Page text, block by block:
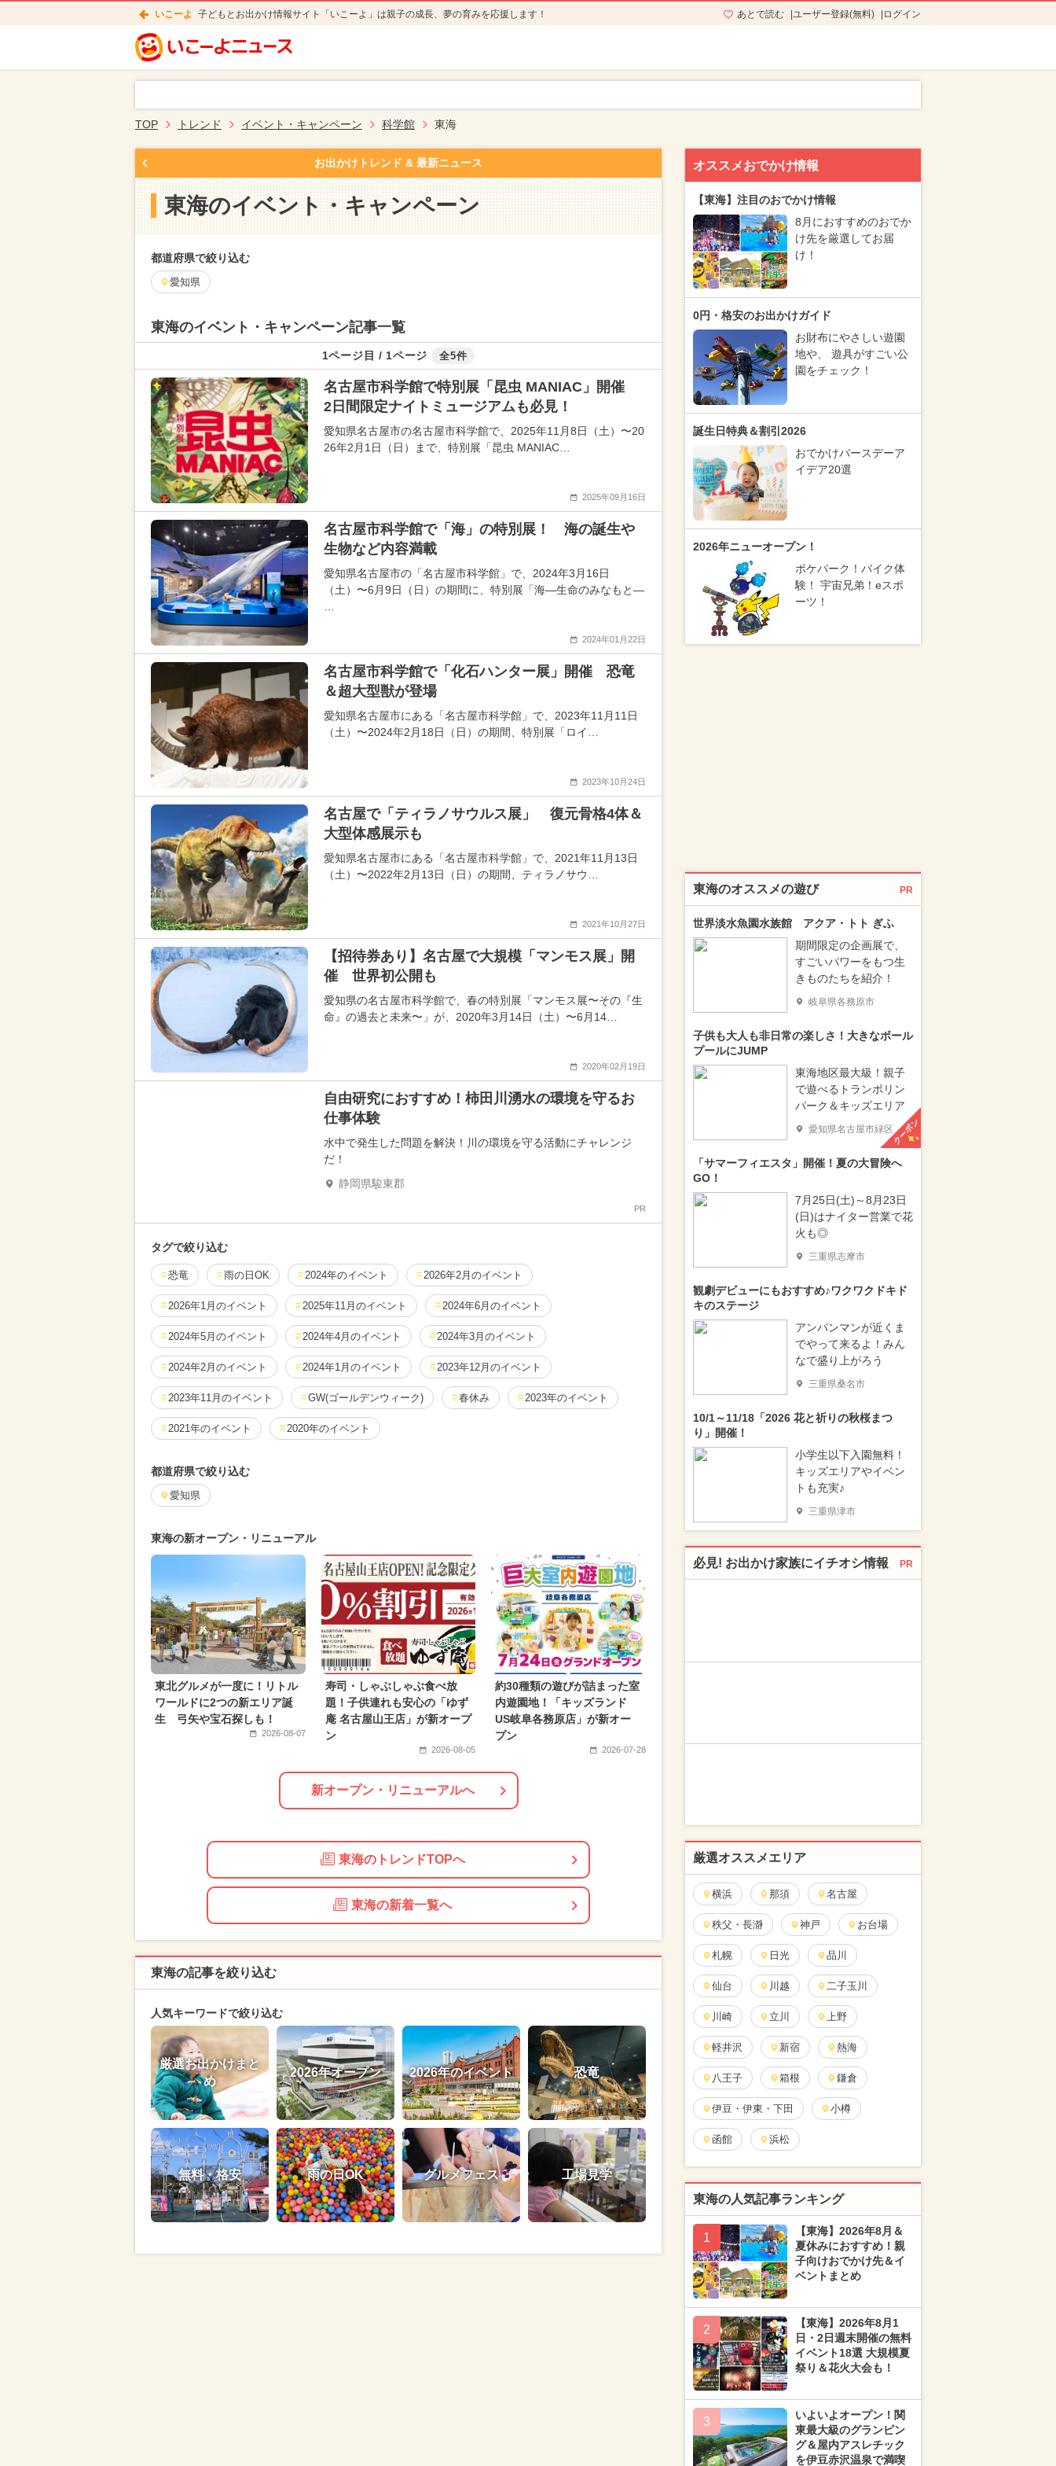
いこーよ 子どもとお出かけ情報サイト「いこーよ」は親子の成長、夢の育みを応援します！ あとで読む ユーザー登録(無料) ログイン
TOP トレンド イベント・キャンペーン 科学館 東海
お出かけトレンド & 最新ニュース
東海のイベント・キャンペーン
都道府県で絞り込む
愛知県
東海のイベント・キャンペーン記事一覧
1ページ目 / 1ページ 全5件
名古屋市科学館で特別展「昆虫 MANIAC」開催
2日間限定ナイトミュージアムも必見！
愛知県名古屋市の名古屋市科学館で、2025年11月8日（土）〜20
26年2月1日（日）まで、特別展「昆虫 MANIAC…
2025年09月16日
名古屋市科学館で「海」の特別展！ 海の誕生や
生物など内容満載
愛知県名古屋市の「名古屋市科学館」で、2024年3月16日
（土）〜6月9日（日）の期間に、特別展「海—生命のみなもと—
2024年01月22日
名古屋市科学館で「化石ハンター展」開催 恐竜
＆超大型獣が登場
愛知県名古屋市にある「名古屋市科学館」で、2023年11月11日
（土）〜2024年2月18日（日）の期間、特別展「ロイ…
2023年10月24日
名古屋で「ティラノサウルス展」 復元骨格4体＆
大型体感展示も
愛知県名古屋市にある「名古屋市科学館」で、2021年11月13日
（土）〜2022年2月13日（日）の期間、ティラノサウ…
2021年10月27日
【招待券あり】名古屋で大規模「マンモス展」開
催 世界初公開も
愛知県の名古屋市科学館で、春の特別展「マンモス展〜その『生
命』の過去と未来〜」が、2020年3月14日（土）〜6月14…
2020年02月19日
自由研究におすすめ！柿田川湧水の環境を守るお
仕事体験
水中で発生した問題を解決！川の環境を守る活動にチャレンジ
だ！
静岡県駿東郡
PR
タグで絞り込む
恐竜 雨の日OK 2024年のイベント 2026年2月のイベント
2026年1月のイベント 2025年11月のイベント 2024年6月のイベント
2024年5月のイベント 2024年4月のイベント 2024年3月のイベント
2024年2月のイベント 2024年1月のイベント 2023年12月のイベント
2023年11月のイベント GW(ゴールデンウィーク) 春休み 2023年のイベント
2021年のイベント 2020年のイベント
都道府県で絞り込む
愛知県
東海の新オープン・リニューアル
東北グルメが一度に！リトル
ワールドに2つの新エリア誕
生 弓矢や宝石探しも！
2026-08-07
寿司・しゃぶしゃぶ食べ放
題！子供連れも安心の「ゆず
庵 名古屋山王店」が新オープ
ン
2026-08-05
約30種類の遊びが詰まった室
内遊園地！「キッズランド
US岐阜各務原店」が新オー
プン
2026-07-28
新オープン・リニューアルへ
東海のトレンドTOPへ
東海の新着一覧へ
東海の記事を絞り込む
人気キーワードで絞り込む
厳選お出かけまと
め
2026年オープン 2026年のイベント 恐竜
無料・格安 雨の日OK グルメフェス 工場見学
オススメおでかけ情報
【東海】注目のおでかけ情報
8月におすすめのおでか
け先を厳選してお届
け！
0円・格安のお出かけガイド
お財布にやさしい遊園
地や、 遊具がすごい公
園をチェック！
誕生日特典＆割引2026
おでかけバースデーア
イデア20選
2026年ニューオープン！
ポケパーク！バイク体
験！ 宇宙兄弟！eスポ
ーツ！
東海のオススメの遊び PR
世界淡水魚園水族館 アクア・トト ぎふ
期間限定の企画展で、
すごいパワーをもつ生
きものたちを紹介！
岐阜県各務原市
子供も大人も非日常の楽しさ！大きなボール
プールにJUMP
東海地区最大級！親子
で遊べるトランポリン
パーク＆キッズエリア
愛知県名古屋市緑区クーポン
「サマーフィエスタ」開催！夏の大冒険へ
GO！
7月25日(土)～8月23日
(日)はナイター営業で花
火も◎
三重県志摩市
観劇デビューにもおすすめ♪ワクワクドキド
キのステージ
アンパンマンが近くま
でやって来るよ！みん
なで盛り上がろう
三重県桑名市
10/1～11/18「2026 花と祈りの秋桜まつ
り」開催！
小学生以下入園無料！
キッズエリアやイベン
トも充実♪
三重県津市
必見! お出かけ家族にイチオシ情報 PR
厳選オススメエリア
横浜 那須 名古屋
秩父・長瀞 神戸 お台場
札幌 日光 品川
仙台 川越 二子玉川
川崎 立川 上野
軽井沢 新宿 熱海
八王子 箱根 鎌倉
伊豆・伊東・下田 小樽
函館 浜松
東海の人気記事ランキング
1
【東海】2026年8月＆
夏休みにおすすめ！親
子向けおでかけ先＆イ
ベントまとめ
2
【東海】2026年8月1
日・2日週末開催の無料
イベント18選 大規模夏
祭り＆花火大会も！
3
いよいよオープン！関
東最大級のグランピン
グ＆屋内アスレチック
を伊豆赤沢温泉で満喫